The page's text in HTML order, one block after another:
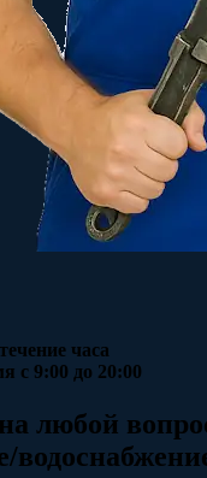
часа
с 9:00 до 20:00
любой